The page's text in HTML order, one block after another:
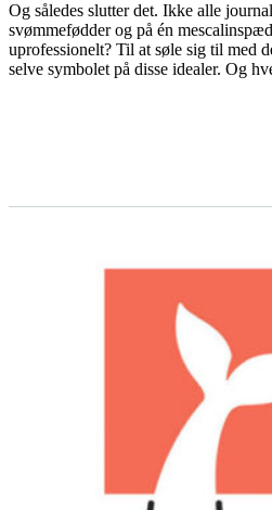
Og således slutter det. Ikke alle
svømmefødder og på én
uprofessionelt? Til at søle sig til med
selve symbolet på disse idealer. Og